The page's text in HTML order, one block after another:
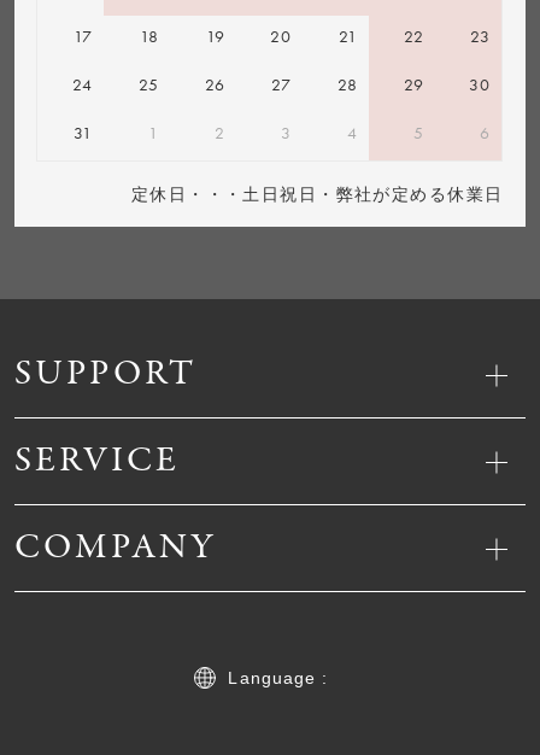
SUPPORT
SERVICE
COMPANY
Language :
17 18 19 20 21 22 23
24 25 26 27 28 29 30
31 1 2 3 4 5 6
定休日・・・土日祝日・弊社が定める休業日